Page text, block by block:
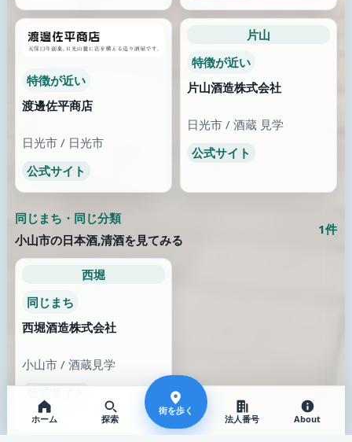
ここから街を歩く
栃木県 / 小山市 / 日本酒,清酒
働き方が見える場所
を見る
14件
近くの同じ通り
同じまちの近い分類を見
る
同じまちを歩く
地域の文脈で見比べる
薬局
東京都 / 足立区
こじま内科呼吸器科
公式サイト
ホーム 探索
街を歩く
法人番号 About